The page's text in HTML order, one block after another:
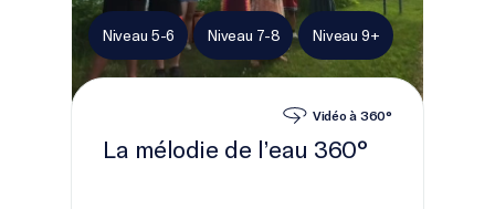
Niveau 5-6 Niveau 7-8 Niveau 9+
Vidéo à 360°
La mélodie de l’eau 360°